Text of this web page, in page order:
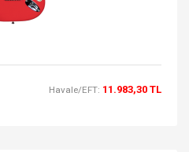
Havale/EFT: 11.983,30 TL